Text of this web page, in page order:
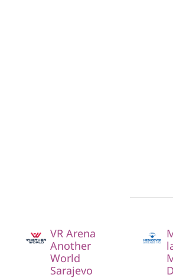
VR Arena
Another
World
Sarajevo